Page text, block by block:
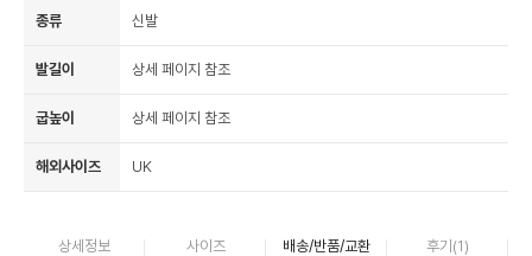
종류 신발
발길이 상세 페이지 참조
굽높이 상세 페이지 참조
해외사이즈 UK
상세정보 사이즈 배송/반품/교환 후기(1)